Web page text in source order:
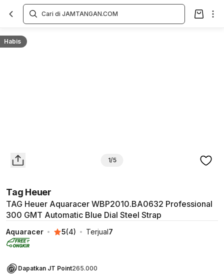
Habis
1/5
Tag Heuer
TAG Heuer Aquaracer WBP2010.BA0632 Professional
300 GMT Automatic Blue Dial Steel Strap
Aquaracer 5(4) Terjual7
Dapatkan JT Point265.000
Overview